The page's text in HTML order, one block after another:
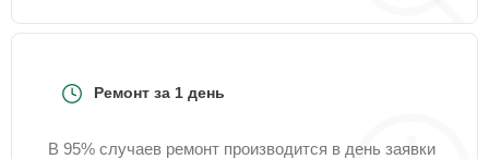
Ремонт за 1 день
В 95% случаев ремонт производится в день заявки